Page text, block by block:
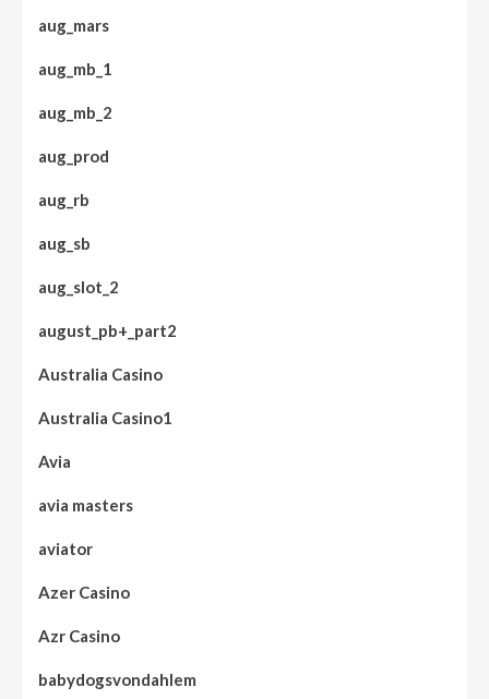
aug_mars
aug_mb_1
aug_mb_2
aug_prod
aug_rb
aug_sb
aug_slot_2
august_pb+_part2
Australia Casino
Australia Casino1
Avia
avia masters
aviator
Azer Casino
Azr Casino
babydogsvondahlem